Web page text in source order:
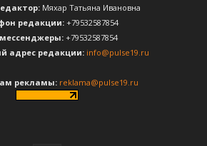
Мяхар Татьяна Ивановна
редакции:+79532587854
+79532587854
адрес редакции: info@pulse19.ru
рекламы: reklama@pulse19.ru